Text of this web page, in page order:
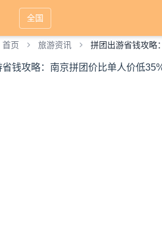
全国
首页 旅游资讯 拼团出游省钱攻略